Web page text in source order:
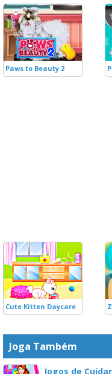
Paws to Beauty 2
Cute Kitten Daycare
Joga Também
Jogos de